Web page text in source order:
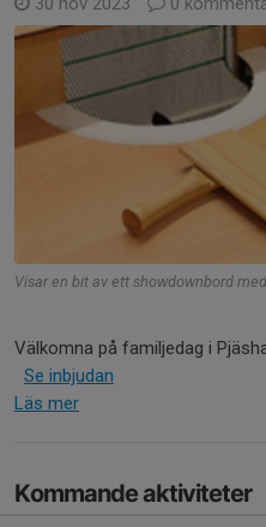
Visar en bit av ett showdownbord
Välkomna på familjedag i
Se inbjudan
Läs mer
Kommande aktiviteter